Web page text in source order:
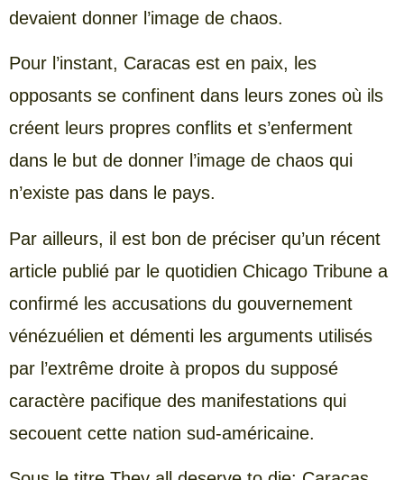
devaient donner l’image de chaos.
Pour l’instant, Caracas est en paix, les
opposants se confinent dans leurs zones où ils
créent leurs propres conflits et s’enferment
dans le but de donner l’image de chaos qui
n’existe pas dans le pays.
Par ailleurs, il est bon de préciser qu’un récent
article publié par le quotidien Chicago Tribune a
confirmé les accusations du gouvernement
vénézuélien et démenti les arguments utilisés
par l’extrême droite à propos du supposé
caractère pacifique des manifestations qui
secouent cette nation sud-américaine.